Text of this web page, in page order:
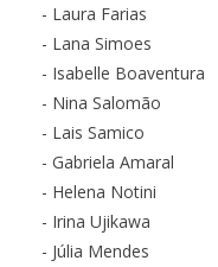
- Laura Farias
- Lana Simoes
- Isabelle Boaventura
- Nina Salomão
- Lais Samico
- Gabriela Amaral
- Helena Notini
- Irina Ujikawa
- Júlia Mendes